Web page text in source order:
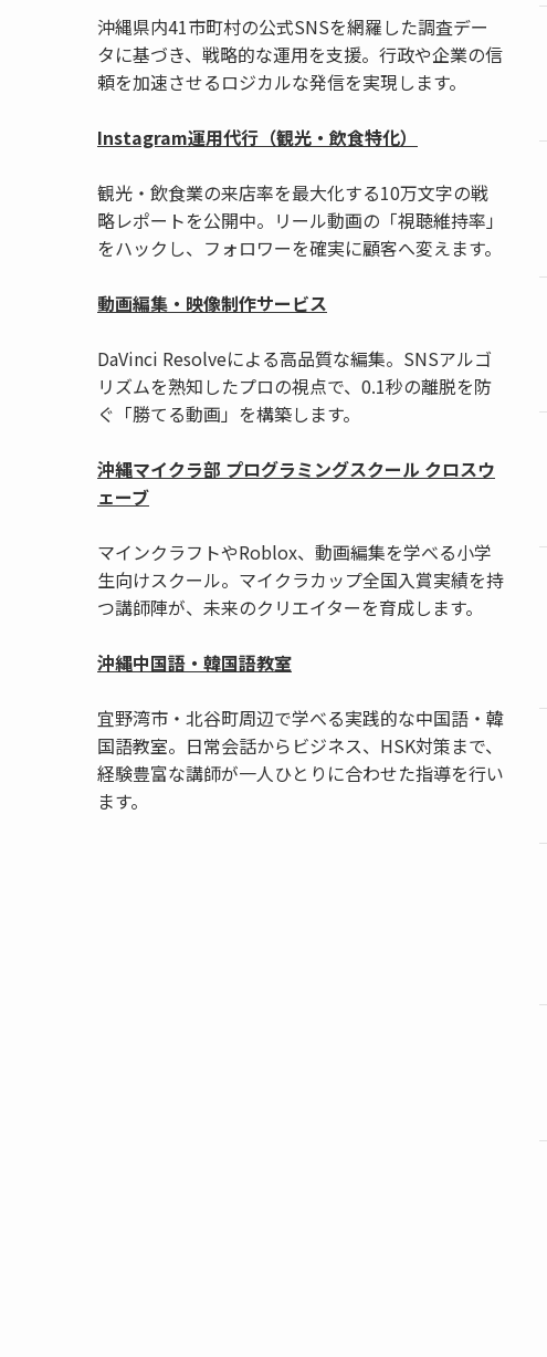
沖縄県内41市町村の公式SNSを網羅した調査デー
タに基づき、戦略的な運用を支援。行政や企業の信
頼を加速させるロジカルな発信を実現します。
Instagram運用代行（観光・飲食特化）
観光・飲食業の来店率を最大化する10万文字の戦
略レポートを公開中。リール動画の「視聴維持率」
をハックし、フォロワーを確実に顧客へ変えます。
動画編集・映像制作サービス
DaVinci Resolveによる高品質な編集。SNSアルゴ
リズムを熟知したプロの視点で、0.1秒の離脱を防
ぐ「勝てる動画」を構築します。
沖縄マイクラ部 プログラミングスクール クロスウ
ェーブ
マインクラフトやRoblox、動画編集を学べる小学
生向けスクール。マイクラカップ全国入賞実績を持
つ講師陣が、未来のクリエイターを育成します。
沖縄中国語・韓国語教室
宜野湾市・北谷町周辺で学べる実践的な中国語・韓
国語教室。日常会話からビジネス、HSK対策まで、
経験豊富な講師が一人ひとりに合わせた指導を行い
ます。